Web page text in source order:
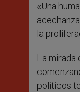
«Una
la
La
políticos